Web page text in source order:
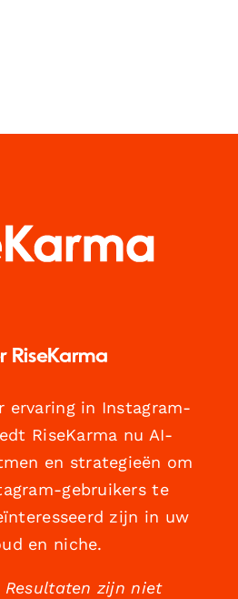
RiseKarma
ervaring in Instagram-
RiseKarma nu AI-
en strategieën om
gebruikers te
zijn in uw
en niche.
Resultaten zijn niet